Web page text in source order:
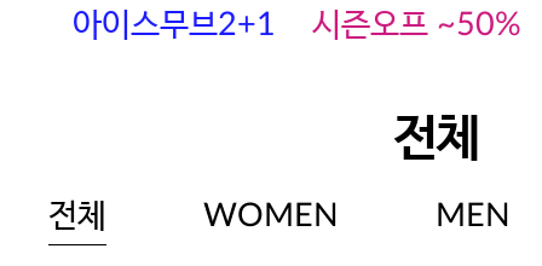
딘
아이스무브2+1 시즌오프 ~50%
전체
전체 WOMEN MEN